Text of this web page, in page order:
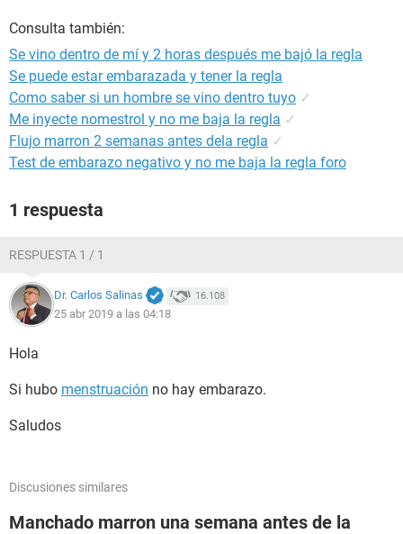
Consulta también:
Se vino dentro de mí y 2 horas después me bajó la regla
Se puede estar embarazada y tener la regla
Como saber si un hombre se vino dentro tuyo ✓
Me inyecte nomestrol y no me baja la regla ✓
Flujo marron 2 semanas antes dela regla ✓
Test de embarazo negativo y no me baja la regla foro
1 respuesta
RESPUESTA 1 / 1
Dr. Carlos Salinas 16.108
25 abr 2019 a las 04:18
Hola
Si hubo menstruación no hay embarazo.
Saludos
Discusiones similares
Manchado marron una semana antes de la